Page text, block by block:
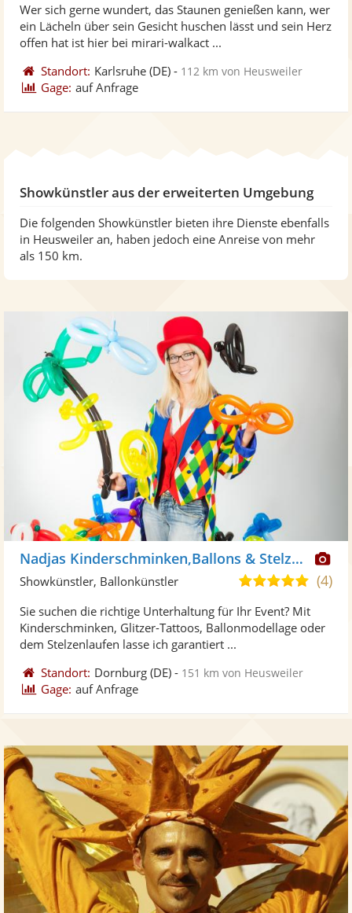
Wer sich gerne wundert, das Staunen genießen kann, wer
ein Lächeln über sein Gesicht huschen lässt und sein Herz
offen hat ist hier bei mirari-walkact ...
Standort: Karlsruhe (DE) - 112 km von Heusweiler
Gage: auf Anfrage
Showkünstler aus der erweiterten Umgebung
Die folgenden Showkünstler bieten ihre Dienste ebenfalls
in Heusweiler an, haben jedoch eine Anreise von mehr
als 150 km.
Nadjas Kinderschminken,Ballons & Stelzenlauf
5,0
5
(4)
Showkünstler, Ballonkünstler
Sie suchen die richtige Unterhaltung für Ihr Event? Mit
Kinderschminken, Glitzer-Tattoos, Ballonmodellage oder
dem Stelzenlaufen lasse ich garantiert ...
Standort: Dornburg (DE) - 151 km von Heusweiler
Gage: auf Anfrage